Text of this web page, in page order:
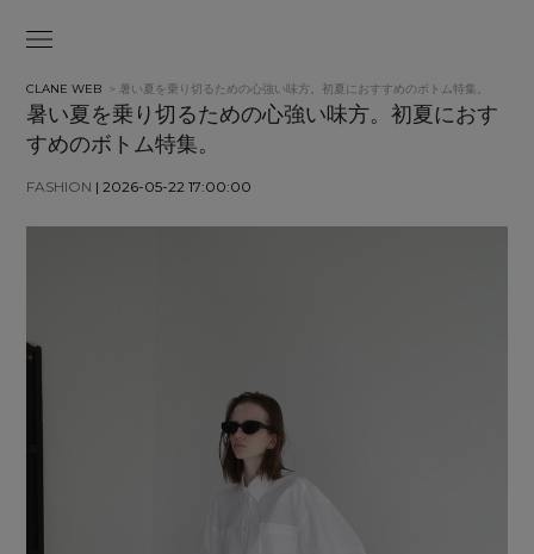
CLANE WEB > 暑い夏を乗り切るための心強い味方。初夏におすすめのボトム特集。
暑い夏を乗り切るための心強い味方。初夏におす
すめのボトム特集。
FASHION | 2026-05-22 17:00:00